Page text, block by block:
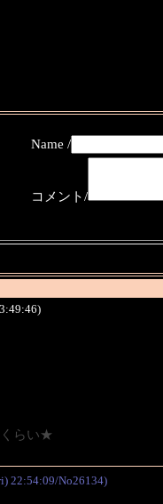
Name /
コメント/
くらい★
22:54:09/No26134)